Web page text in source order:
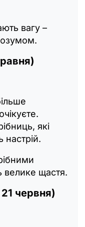
вагу –
які
щастя.
червня)